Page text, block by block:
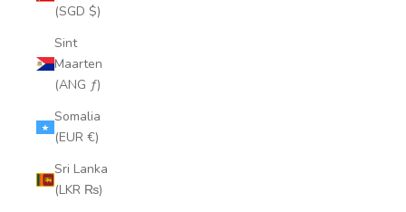
(SGD $)
Sint
Maarten
(ANG ƒ)
Somalia
(EUR €)
Sri Lanka
(LKR ₨)